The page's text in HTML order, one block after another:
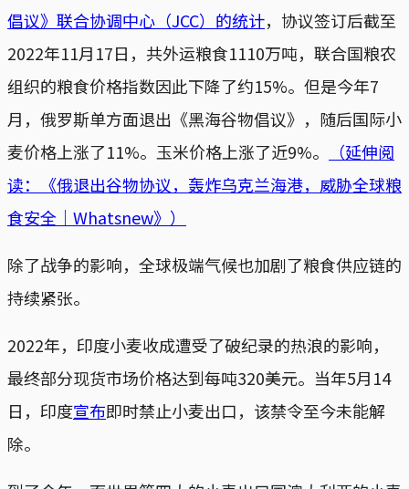
倡议》联合协调中心（JCC）的统计，协议签订后截至
2022年11月17日，共外运粮食1110万吨，联合国粮农
组织的粮食价格指数因此下降了约15%。但是今年7
月，俄罗斯单方面退出《黑海谷物倡议》，随后国际小
麦价格上涨了11%。玉米价格上涨了近9%。
（延伸阅
读：《俄退出谷物协议，轰炸乌克兰海港，威胁全球粮
食安全｜Whatsnew》）
除了战争的影响，全球极端气候也加剧了粮食供应链的
持续紧张。
2022年，印度小麦收成遭受了破纪录的热浪的影响，
最终部分现货市场价格达到每吨320美元。当年5月14
日，印度宣布即时禁止小麦出口，该禁令至今未能解
除。